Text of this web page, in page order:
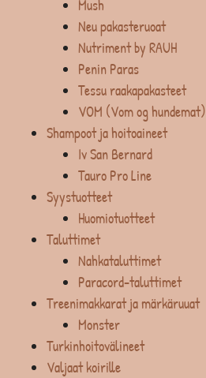
Mush
Neu pakasteruoat
Nutriment by RAUH
Penin Paras
Tessu raakapakasteet
VOM (Vom og hundemat)
Shampoot ja hoitoaineet
Iv San Bernard
Tauro Pro Line
Syystuotteet
Huomiotuotteet
Taluttimet
Nahkataluttimet
Paracord-taluttimet
Treenimakkarat ja märkäruuat
Monster
Turkinhoitovälineet
Valjaat koirille